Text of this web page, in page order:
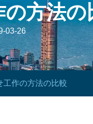
方法の
03-26
工作の方法の比較